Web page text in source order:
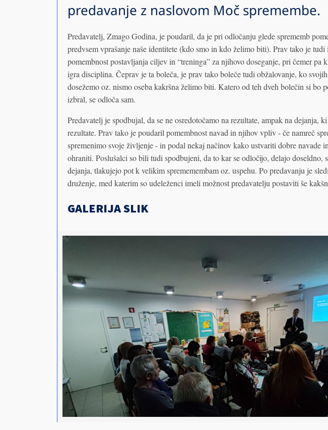
predavanje z naslovom Moč spremembe.
Predavatelj, Zmago Godina, je poudaril, da je pri odločanju glede sprememb
predvsem vprašanje naše identitete (kdo smo in kdo želimo biti). Prav tako je tudi
pomembnost postavljanja ciljev in “treninga” za njihovo doseganje, pri čemer pa
igra disciplina. Čeprav je ta boleča, je prav tako boleče tudi obžalovanje, ko
dosežemo oz. nismo oseba kakršna želimo biti. Katero od teh dveh bolečin si bo
izbral, se odloča sam.
Predavatelj je spodbujal, da se ne osredotočamo na rezultate, ampak na dejanja,
rezultate. Prav tako je poudaril pomembnost navad in njihov vpliv - če namreč
spremenimo svoje življenje - in podal nekaj načinov kako ustvariti dobre navade
ohraniti. Poslušalci so bili tudi spodbujeni, da to kar se odločijo, delajo doseldno,
dejanja, tlakujejo pot k velikim sprememembam oz. uspehu. Po predavanju je
druženje, med katerim so udeleženci imeli možnost predavatelju postaviti še
GALERIJA SLIK